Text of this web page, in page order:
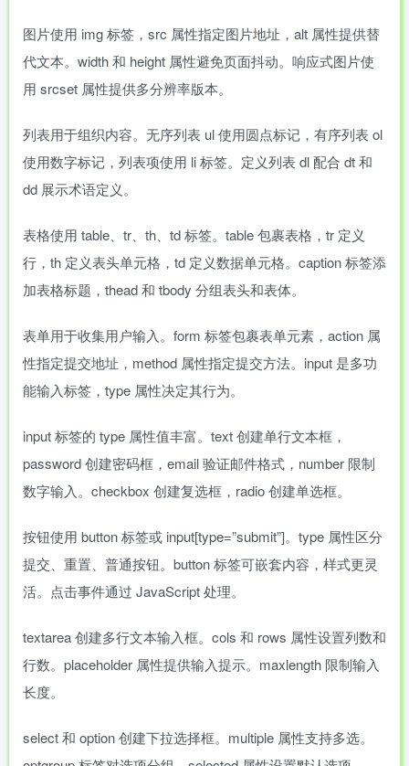
图片使用 img 标签，src 属性指定图片地址，alt 属性提供替
代文本。width 和 height 属性避免页面抖动。响应式图片使
用 srcset 属性提供多分辨率版本。
列表用于组织内容。无序列表 ul 使用圆点标记，有序列表 ol
使用数字标记，列表项使用 li 标签。定义列表 dl 配合 dt 和
dd 展示术语定义。
表格使用 table、tr、th、td 标签。table 包裹表格，tr 定义
行，th 定义表头单元格，td 定义数据单元格。caption 标签添
加表格标题，thead 和 tbody 分组表头和表体。
表单用于收集用户输入。form 标签包裹表单元素，action 属
性指定提交地址，method 属性指定提交方法。input 是多功
能输入标签，type 属性决定其行为。
input 标签的 type 属性值丰富。text 创建单行文本框，
password 创建密码框，email 验证邮件格式，number 限制
数字输入。checkbox 创建复选框，radio 创建单选框。
按钮使用 button 标签或 input[type=”submit”]。type 属性区分
提交、重置、普通按钮。button 标签可嵌套内容，样式更灵
活。点击事件通过 JavaScript 处理。
textarea 创建多行文本输入框。cols 和 rows 属性设置列数和
行数。placeholder 属性提供输入提示。maxlength 限制输入
长度。
select 和 option 创建下拉选择框。multiple 属性支持多选。